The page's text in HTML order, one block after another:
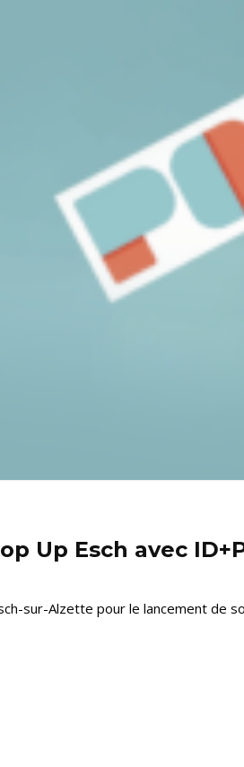
Up Esch avec
sur-Alzette pour le lancement de